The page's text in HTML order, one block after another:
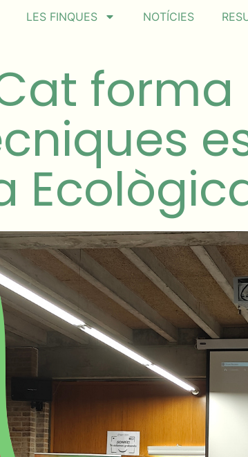
LES FINQUES NOTÍCIES
forma